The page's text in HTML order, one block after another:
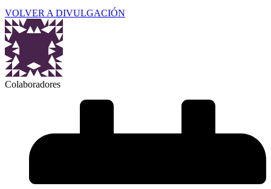
VOLVER A DIVULGACIÓN
Colaboradores